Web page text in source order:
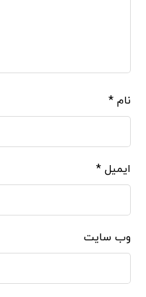
نام*
ایمیل*
وب‌ سایت